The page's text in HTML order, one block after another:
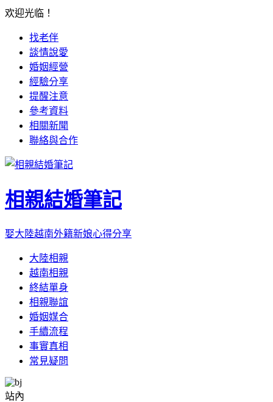
欢迎光临！
找老伴
談情說愛
婚姻經營
經驗分享
提醒注意
參考資料
相關新聞
聯絡與合作
相親結婚筆記
娶大陸越南外籍新娘心得分享
大陸相親
越南相親
終結單身
相親聯誼
婚姻媒合
手續流程
事實真相
常見疑問
站內